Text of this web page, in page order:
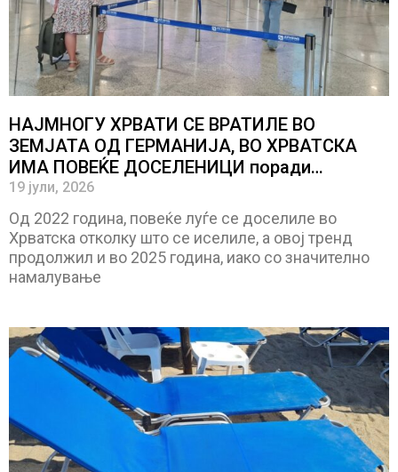
НАЈМНОГУ ХРВАТИ СЕ ВРАТИЛЕ ВО
ЗЕМЈАТА ОД ГЕРМАНИЈА, ВО ХРВАТСКА
ИМА ПОВЕЌЕ ДОСЕЛЕНИЦИ поради
странските работници
19 јули, 2026
Oд 2022 година, повеќе луѓе се доселиле во
Хрватска отколку што се иселиле, а овој тренд
продолжил и во 2025 година, иако со значително
намалување